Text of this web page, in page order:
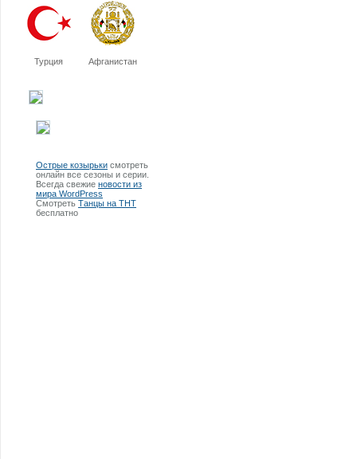
Турция Афганистан
Острые козырьки смотреть
онлайн все сезоны и серии.
Всегда свежие новости из
мира WordPress
Смотреть Танцы на ТНТ
бесплатно